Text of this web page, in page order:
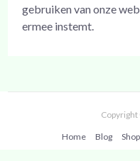
gebruiken van onze
ermee instemt.
Home Blog Shop